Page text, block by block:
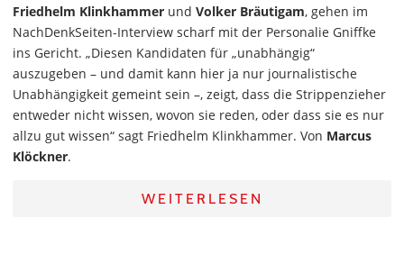
Friedhelm Klinkhammer und Volker Bräutigam, gehen im
NachDenkSeiten-Interview scharf mit der Personalie Gniffke
ins Gericht. „Diesen Kandidaten für „unabhängig“
auszugeben – und damit kann hier ja nur journalistische
Unabhängigkeit gemeint sein –, zeigt, dass die Strippenzieher
entweder nicht wissen, wovon sie reden, oder dass sie es nur
allzu gut wissen“ sagt Friedhelm Klinkhammer. Von Marcus
Klöckner.
WEITERLESEN